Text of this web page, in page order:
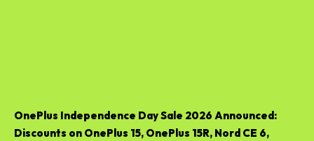
OnePlus Independence Day Sale 2026 Announced:
Discounts on OnePlus 15, OnePlus 15R, Nord CE 6,